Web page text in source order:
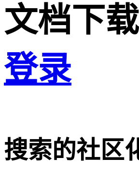
文档下载
登录
搜索的社区